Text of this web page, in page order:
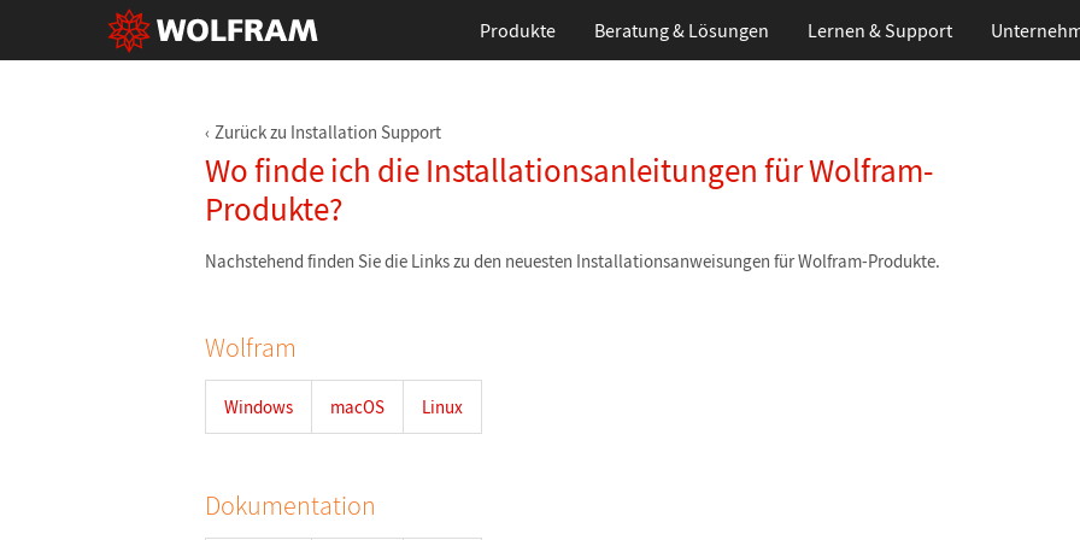
Produkte Beratung & Lösungen Lernen & Support
Zurück zu Installation Support
Wo finde ich die Installationsanleitungen für Wolfram-
Produkte?
Nachstehend finden Sie die Links zu den neuesten Installationsanweisungen für Wolfram-Produkte.
Wolfram
Windows macOS Linux
Dokumentation